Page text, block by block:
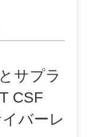
サプラ
CSF
バーレ